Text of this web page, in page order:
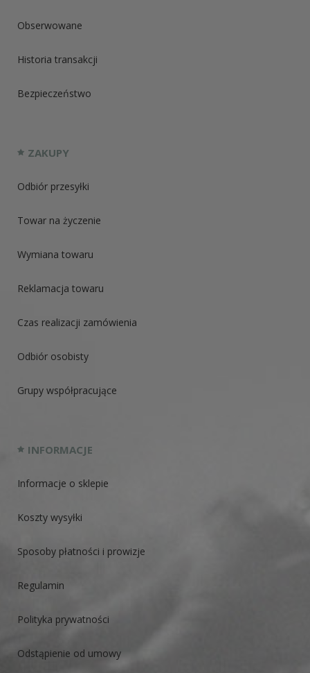
Obserwowane
Historia transakcji
Bezpieczeństwo
ZAKUPY
Odbiór przesyłki
Towar na życzenie
Wymiana towaru
Reklamacja towaru
Czas realizacji zamówienia
Odbiór osobisty
Grupy współpracujące
INFORMACJE
Informacje o sklepie
Koszty wysyłki
Sposoby płatności i prowizje
Regulamin
Polityka prywatności
Odstąpienie od umowy